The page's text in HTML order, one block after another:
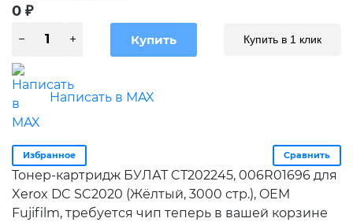
0 ₽
Купить в 1 клик
Написать в MAX
Избранное Сравнить
Тонер-картридж БУЛАТ CT202245, 006R01696 для
Xerox DC SC2020 (Жёлтый, 3000 стр.), OEM
Fujifilm, требуется чип теперь в вашей корзине